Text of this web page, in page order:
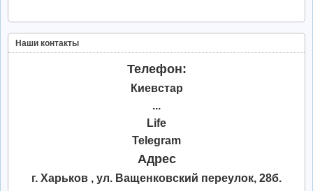
Наши контакты
Телефон:
Киевстар
...
Life
Telegram
Адрес
г. Харьков , ул. Ващенковский переулок, 28б.